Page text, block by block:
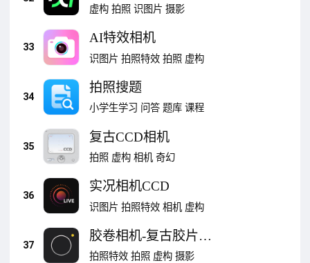
控拍摄时刻
虚构 拍照 识图片 摄影
33
AI特效相机
识图片 拍照特效 拍照 虚构
34
拍照搜题
小学生学习 问答 题库 课程
35
复古CCD相机
拍照 虚构 相机 奇幻
36
实况相机CCD
识图片 拍照特效 相机 虚构
37
胶卷相机-复古胶片滤
镜相机
拍照特效 拍照 虚构 摄影